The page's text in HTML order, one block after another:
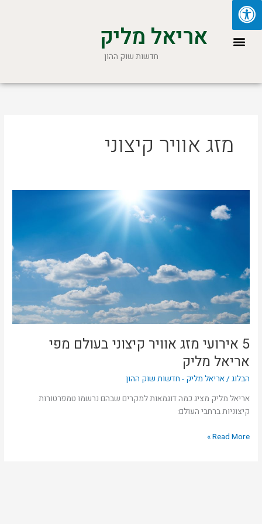
דילוג
לתוכן
תפריטאריאל מליק
חדשות שוק ההון
מזג אוויר קיצוני
5 אירועי מזג אוויר קיצוני בעולם מפי
אריאל מליק
הבלוג /אריאל מליק - חדשות שוק ההון
אריאל מליק מציג כמה דוגמאות למקרים שבהם נרשמו טמפרטורות
קיצוניות ברחבי העולם:
אירועי
מפי
אריאל
מליק
Read More »